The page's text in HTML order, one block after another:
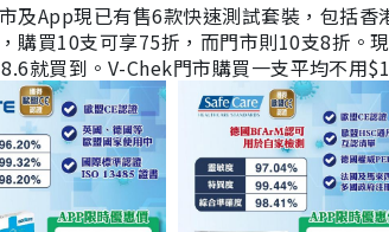
及App現已有售6款快速測試套裝，包括
購買10支可享75折，而門市則10支8折
就買到。V-Chek門市購買一支平均不用